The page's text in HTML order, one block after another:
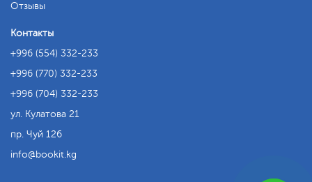
Отзывы
Контакты
+996 (554) 332-233
+996 (770) 332-233
+996 (704) 332-233
ул. Кулатова 21
пр. Чуй 126
info
bookit.kg